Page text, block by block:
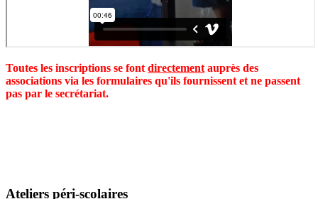
Toutes les inscriptions se font directement auprès des
associations via les formulaires qu'ils fournissent et ne passent
pas par le secrétariat.
Ateliers péri-scolaires